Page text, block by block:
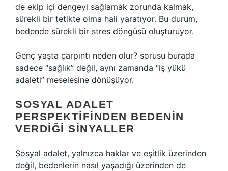
de ekip içi dengeyi sağlamak zorunda kalmak,
sürekli bir tetikte olma hali yaratıyor. Bu durum,
bedende sürekli bir stres döngüsü oluşturuyor.
Genç yaşta çarpıntı neden olur? sorusu burada
sadece “sağlık” değil, aynı zamanda “iş yükü
adaleti” meselesine dönüşüyor.
SOSYAL ADALET
PERSPEKTIFINDEN BEDENIN
VERDIĞI SINYALLER
Sosyal adalet, yalnızca haklar ve eşitlik üzerinden
değil, bedenlerin nasıl yaşadığı üzerinden de